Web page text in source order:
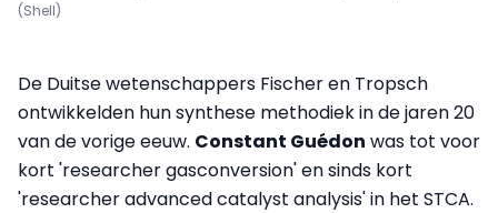
(Shell)
De Duitse wetenschappers Fischer en Tropsch
ontwikkelden hun synthese methodiek in de jaren 20
van de vorige eeuw. Constant Guédon was tot voor
kort 'researcher gasconversion' en sinds kort
'researcher advanced catalyst analysis' in het STCA.